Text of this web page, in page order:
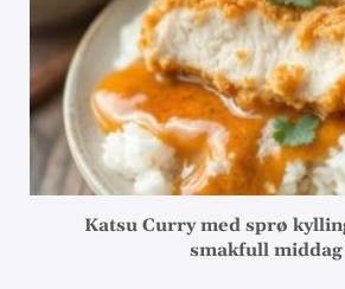
Katsu Curry med sprø
smakfull middag